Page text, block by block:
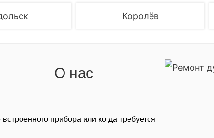
Королёв
О нас
прибора или когда требуется